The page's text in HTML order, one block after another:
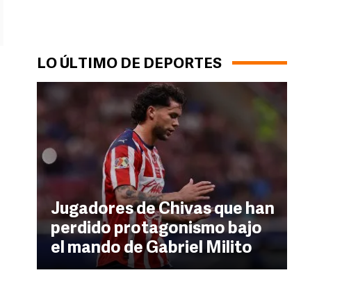
LO ÚLTIMO DE DEPORTES
Jugadores de Chivas que han
perdido protagonismo bajo
el mando de Gabriel Milito